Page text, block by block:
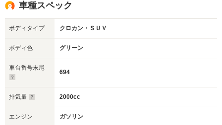
車種スペック
ボディタイプ クロカン・ＳＵＶ
ボディ色 グリーン
車台番号末尾
694
排気量 2000cc
エンジン ガソリン